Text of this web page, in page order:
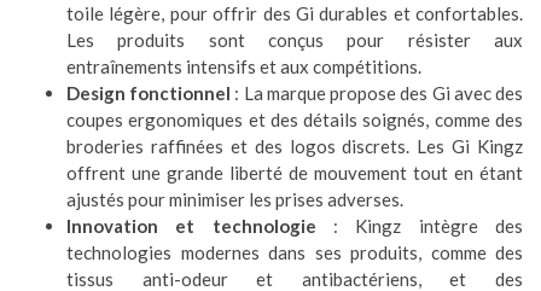
toile légère, pour offrir des Gi durables et confortables.
Les produits sont conçus pour résister aux
entraînements intensifs et aux compétitions.
Design fonctionnel : La marque propose des Gi avec des
coupes ergonomiques et des détails soignés, comme des
broderies raffinées et des logos discrets. Les Gi Kingz
offrent une grande liberté de mouvement tout en étant
ajustés pour minimiser les prises adverses.
Innovation et technologie : Kingz intègre des
technologies modernes dans ses produits, comme des
tissus anti-odeur et antibactériens, et des